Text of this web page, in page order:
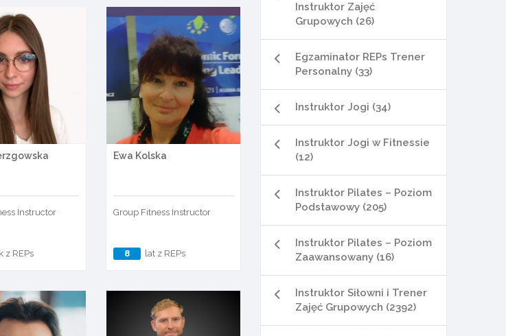
Instructor
z REPs
Ewa Kolska
Group Fitness Instructor
8 lat z REPs
Instruktor Zajęć
Grupowych (26)
Egzaminator REPs Trener
Personalny (33)
Instruktor Jogi (34)
Instruktor Jogi w Fitnessie
(12)
Instruktor Pilates – Poziom
Podstawowy (205)
Instruktor Pilates – Poziom
Zaawansowany (16)
Instruktor Siłowni i Trener
Zajęć Grupowych (2392)